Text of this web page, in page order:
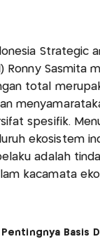
Strategic
Ronny Sasmita
total
spesifik.
ekosistem
adalah
kacamata
Pentingnya Basis